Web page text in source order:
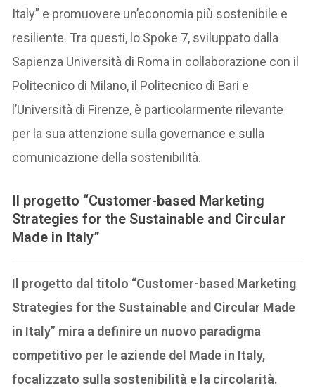
Italy” e promuovere un’economia più sostenibile e
resiliente. Tra questi, lo Spoke 7, sviluppato dalla
Sapienza Università di Roma in collaborazione con il
Politecnico di Milano, il Politecnico di Bari e
l’Università di Firenze, è particolarmente rilevante
per la sua attenzione sulla governance e sulla
comunicazione della sostenibilità.
Il progetto “Customer-based Marketing
Strategies for the Sustainable and Circular
Made in Italy”
Il progetto dal titolo “Customer-based Marketing
Strategies for the Sustainable and Circular Made
in Italy” mira a definire un nuovo paradigma
competitivo per le aziende del Made in Italy,
focalizzato sulla sostenibilità e la circolarità.